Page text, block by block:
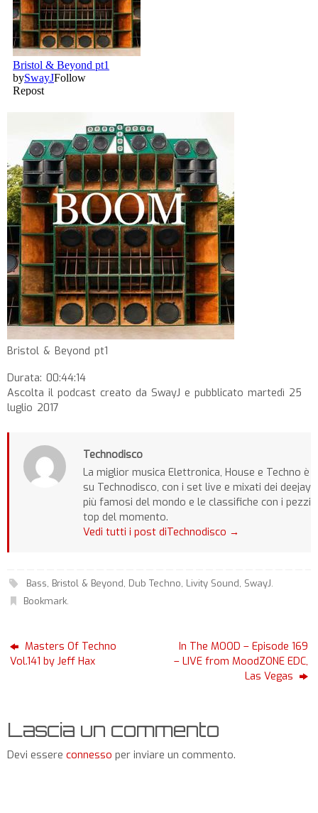
Bristol & Beyond pt1
Durata: 00:44:14
Ascolta il podcast creato da SwayJ e pubblicato martedì 25
luglio 2017
Technodisco
La miglior musica Elettronica, House e Techno è
su Technodisco, con i set live e mixati dei deejay
più famosi del mondo e le classifiche con i pezzi
top del momento.
Vedi tutti i post diTechnodisco →
Bass, Bristol & Beyond, Dub Techno, Livity Sound, SwayJ.
Bookmark.
Masters Of Techno
Vol.141 by Jeff Hax
In The MOOD – Episode 169
– LIVE from MoodZONE EDC,
Las Vegas
Lascia un commento
Devi essere connesso per inviare un commento.